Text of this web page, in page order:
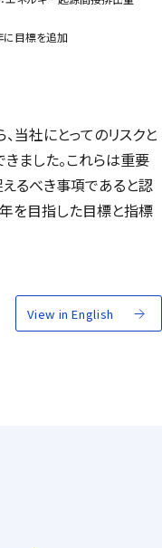
に目標を追加
当社にとってのリスクと
ました。これらは重要
るべき事項であると認
年を目指した目標と指標
View in English